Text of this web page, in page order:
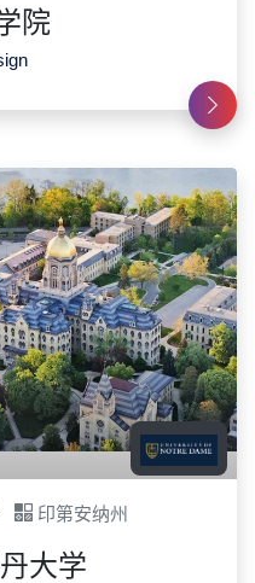
院
印第安纳州
大学